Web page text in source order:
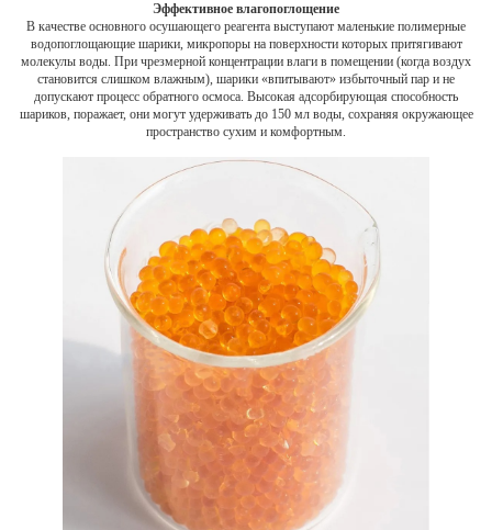
Эффективное влагопоглощение
В качестве основного осушающего реагента выступают маленькие полимерные
водопоглощающие шарики, микропоры на поверхности которых притягивают
молекулы воды. При чрезмерной концентрации влаги в помещении (когда воздух
становится слишком влажным), шарики «впитывают» избыточный пар и не
допускают процесс обратного осмоса. Высокая адсорбирующая способность
шариков, поражает, они могут удерживать до 150 мл воды, сохраняя окружающее
пространство сухим и комфортным.